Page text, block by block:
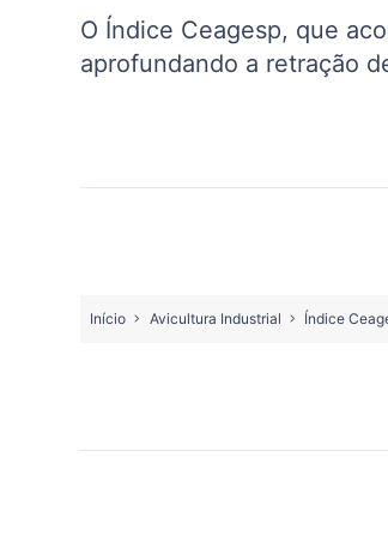
O Índice Ceagesp, que
aprofundando a retração
Início Avicultura Industrial Índice